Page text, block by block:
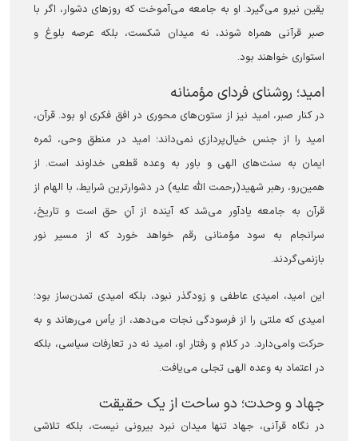
یقین نیرو می‌گیرد. او به جامعه می‌آموخت که روزهای دشوار، اگر با
صبر قرآنی همراه شوند، نه میدان شکست، بلکه عرصه بلوغ و
استواری خواهند بود.
امید؛ روشنای فردای مؤمنانه
در کنار صبر، امید نیز از ستون‌های محوری در افق فکری او بود. قرآن،
امید را از جنس خیال‌پردازی نمی‌داند؛ امید در منطق وحی، ثمره
ایمان به سنت‌های الهی و باور به وعده قطعی خداوند است. از
همین‌رو، رهبر شهید(رحمت الله علیه) در دشوارترین شرایط، با الهام از
قرآن به جامعه یادآور می‌شد که آینده از آنِ حق است و تاریخ،
سرانجام به سود مؤمنانی رقم خواهد خورد که از مسیر نور
بازنمی‌گردند.
این امید، امیدی عاطفی و زودگذر نبود، بلکه امیدی تمدن‌ساز بود؛
امیدی که ملتی را از فرسودگی نجات می‌دهد، از یأس می‌رهاند و به
حرکت وامی‌دارد. در کلام و رفتار او، امید نه در تعارفات سیاسی، بلکه
در اعتماد به وعده الهی تجلی می‌یافت.
جهاد و وحدت؛ دو ساحت از یک حقیقت
در نگاه قرآنی، جهاد تنها میدان نبرد بیرونی نیست، بلکه تلاشی